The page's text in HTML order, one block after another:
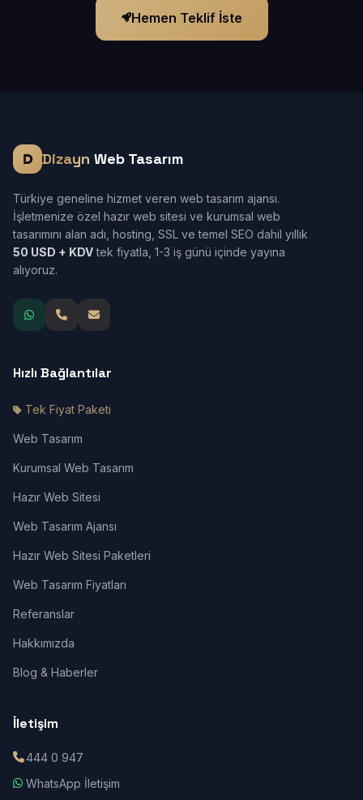
Hemen Teklif İste
Dizayn Web Tasarım
Türkiye geneline hizmet veren web tasarım ajansı.
İşletmenize özel hazır web sitesi ve kurumsal web
tasarımını alan adı, hosting, SSL ve temel SEO dahil yıllık
50 USD + KDVtek fiyatla, 1-3 iş günü içinde yayına
alıyoruz.
Hızlı Bağlantılar
Tek Fiyat Paketi
Web Tasarım
Kurumsal Web Tasarım
Hazır Web Sitesi
Web Tasarım Ajansı
Hazır Web Sitesi Paketleri
Web Tasarım Fiyatları
Referanslar
Hakkımızda
Blog & Haberler
İletişim
444 0 947
WhatsApp İletişim